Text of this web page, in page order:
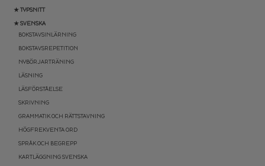
★ TYPSNITT
★ SVENSKA
BOKSTAVSINLÄRNING
BOKSTAVSREPETITION
NYBÖRJARTRÄNING
LÄSNING
LÄSFÖRSTÅELSE
SKRIVNING
GRAMMATIK OCH RÄTTSTAVNING
HÖGFREKVENTA ORD
SPRÅK OCH BEGREPP
KARTLÄGGNING SVENSKA